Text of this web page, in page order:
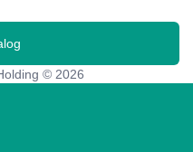
© 2026